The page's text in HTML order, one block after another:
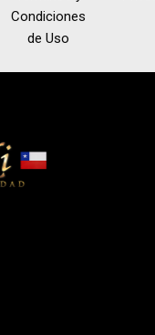
Condiciones
de Uso